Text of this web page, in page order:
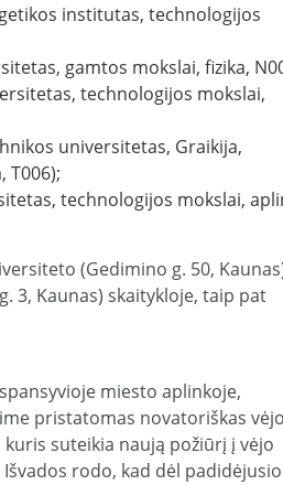
institutas, technologijos
gamtos mokslai, fizika,
technologijos mokslai,
universitetas, Graikija,
T006);
technologijos mokslai,
(Gedimino g. 50,
3, Kaunas) skaitykloje, taip pat
miesto aplinkoje,
pristatomas novatoriškas vėjo
suteikia naują požiūrį į vėjo
rodo, kad dėl padidėjusio